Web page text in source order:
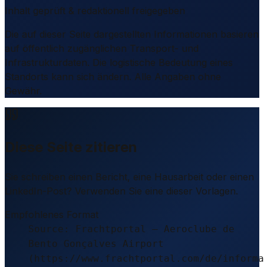
Inhalt geprüft & redaktionell freigegeben
Die auf dieser Seite dargestellten Informationen basieren
auf öffentlich zugänglichen Transport- und
Infrastrukturdaten. Die logistische Bedeutung eines
Standorts kann sich ändern. Alle Angaben ohne
Gewähr.
Diese Seite zitieren
Sie schreiben einen Bericht, eine Hausarbeit oder einen
LinkedIn-Post? Verwenden Sie eine dieser Vorlagen.
Empfohlenes Format
Source: Frachtportal – Aeroclube de
Bento Gonçalves Airport
(https://www.frachtportal.com/de/